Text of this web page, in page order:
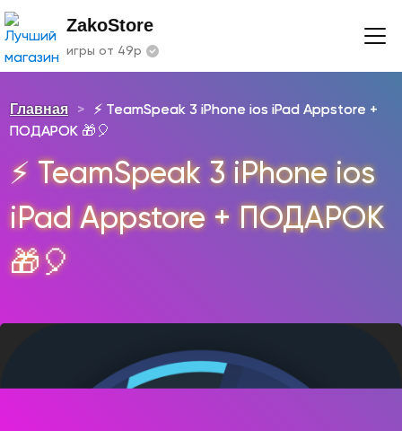
ZakoStore
игры от 49р
Главная >
⚡️ TeamSpeak 3 iPhone ios iPad Appstore +
ПОДАРОК 🎁🎈
⚡️ TeamSpeak 3 iPhone ios
iPad Appstore + ПОДАРОК
🎁🎈